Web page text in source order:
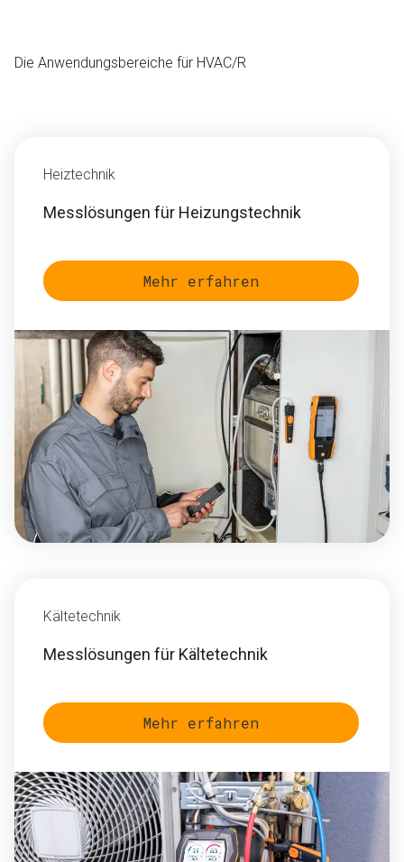
Die Anwendungsbereiche für HVAC/R
Heiztechnik
Messlösungen für Heizungstechnik
Mehr erfahren
Kältetechnik
Messlösungen für Kältetechnik
Mehr erfahren